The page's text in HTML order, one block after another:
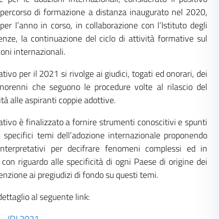
di formazione a distanza inaugurato nel 2020,
l’anno in corso, in collaborazione con l’Istituto degli
, la continuazione del ciclo di attività formative sul
internazionali.
per il 2021 si rivolge ai giudici, togati ed onorari, dei
che seguono le procedure volte al rilascio del
alle aspiranti coppie adottive.
è finalizzato a fornire strumenti conoscitivi e spunti
temi dell’adozione internazionale proponendo
per decifrare fenomeni complessi ed in
riguardo alle specificità di ogni Paese di origine dei
ai pregiudizi di fondo su questi temi.
al seguente link: